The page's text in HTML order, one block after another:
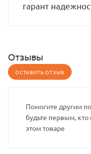
гарант
Отзывы
ОСТАВИТЬ ОТЗЫВ
Помогите другим
будьте первым,
этом товаре